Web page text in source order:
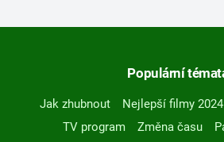
Populární
Jak zhubnout Nejlepší filmy 2024
TV program
Změna času